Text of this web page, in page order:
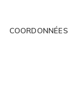
COORDONNÉES